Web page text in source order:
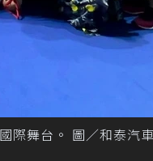
際舞台。 圖／和泰汽